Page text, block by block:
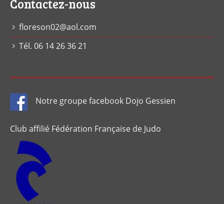
Contactez-nous
floreson02@aol.com
Tél. 06 14 26 36 21
Notre groupe facebook Dojo Gessien
Club affilié Fédération Française de Judo